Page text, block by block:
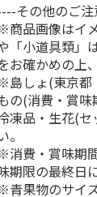
その他のご
商品画像はイ
「小道具類」
お確かめの上
島しょ(東京都
の(消費・賞
凍品・生花(
。
消費・賞味期
期限の最終日
青果物のサイ